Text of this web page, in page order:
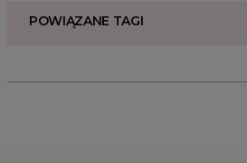
POWIĄZANE TAGI